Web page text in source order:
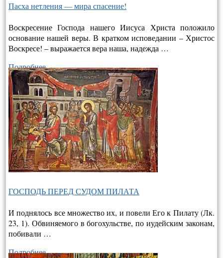
Пасха нетления — мира спасение!
Воскресение Господа нашего Иисуса Христа положило
основание нашей веры. В кратком исповедании – Христос
Воскресе! – выража­ется вера наша, надежда …
Подробнее…
ГОСПОДЬ ПЕРЕД СУДОМ ПИЛАТА
И поднялось все множество их, и повели Его к Пилату (Лк.
23, 1). Обвиняемого в богохульстве, по иудейским законам,
побивали …
Подробнее…